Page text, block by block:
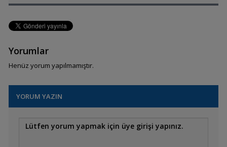
Tropheus Moorii
Yorumlar
Henüz yorum yapılmamıştır.
YORUM YAZIN